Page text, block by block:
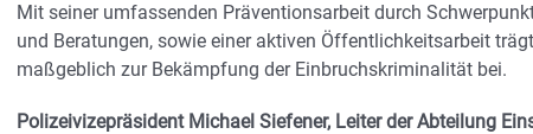
Mit seiner umfassenden Präventionsarbeit durch
und Beratungen, sowie einer aktiven Öffentlichkeitsarbeit
maßgeblich zur Bekämpfung der Einbruchskriminalität bei.
Polizeivizepräsident Michael Siefener, Leiter der Abteilung